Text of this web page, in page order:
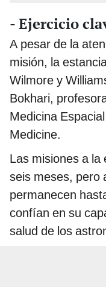
- Ejercicio
A pesar de la
misión, la
Wilmore y
Bokhari,
Medicina
Medicine.
Las misiones a la
seis meses, pero
permanecen
confían en su
salud de los